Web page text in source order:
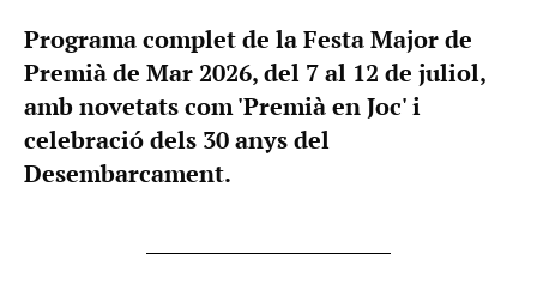
Programa complet de la Festa Major de
Premià de Mar 2026, del 7 al 12 de juliol,
amb novetats com 'Premià en Joc' i
celebració dels 30 anys del
Desembarcament.